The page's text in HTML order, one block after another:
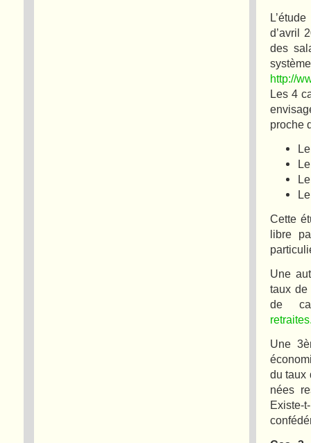
d’avril
des
http://
Les 4
proche
Cette
libre
Une
taux de
de
Une
du taux
nées